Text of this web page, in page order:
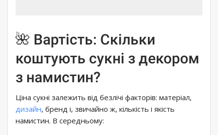
🌺 Вартість: Скільки
коштують сукні з декором
з намистин?
Ціна сукні залежить від безлічі факторів: матеріал,
дизайн, бренд і, звичайно ж, кількість і якість
намистин. В середньому: